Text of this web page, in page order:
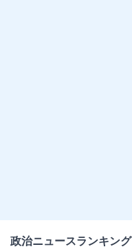
政治ニュースランキング